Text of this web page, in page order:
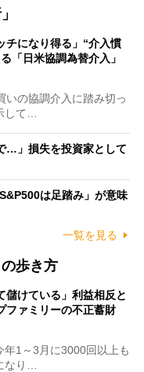
チになり得る」“介入慣
「日米協調為替介入」
の協調介入に踏み切っ
して…
…」損失を投資家として
は足踏み」が意味
一覧を見る
歩き方
儲けている」利益相反と
ファミリーの不正蓄財
1～3月に3000回以上も
なり…